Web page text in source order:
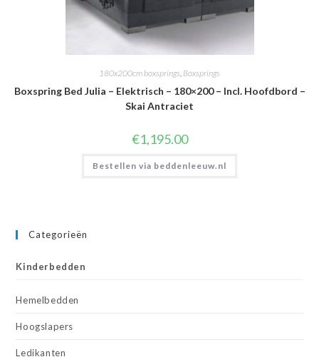
180x200cm boxsprings, Boxsprings
Boxspring Bed Julia – Elektrisch – 180×200 – Incl. Hoofdbord –
Skai Antraciet
€1,195.00
Bestellen via beddenleeuw.nl
Categorieën
Kinderbedden
Hemelbedden
Hoogslapers
Ledikanten